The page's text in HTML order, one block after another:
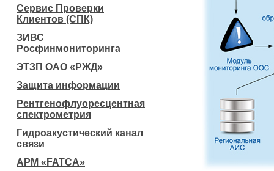
Сервис Проверки
Клиентов (СПК)
ЗИВС
Росфинмониторинга
ЭТЗП ОАО «РЖД»
Защита информации
Рентгенофлуоресцентная
спектрометрия
Гидроакустический канал
связи
АРМ «FATCA»